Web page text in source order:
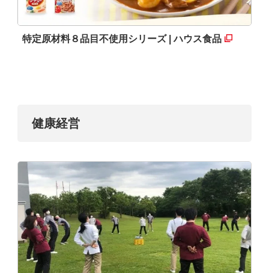
特定原材料８品目不使用シリーズ | ハウス食品
健康経営